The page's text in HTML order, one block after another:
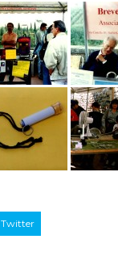
Twitter